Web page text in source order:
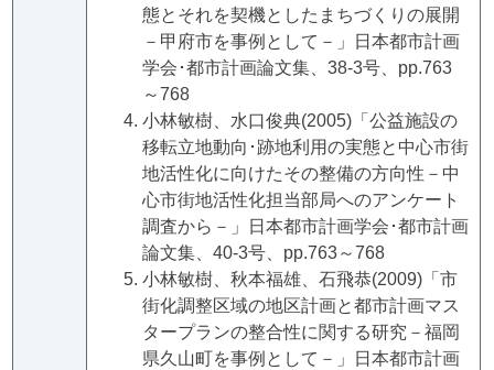
態とそれを契機としたまちづくりの展開
－甲府市を事例として－」日本都市計画
学会･都市計画論文集、38-3号、pp.763
～768
小林敏樹、水口俊典(2005)「公益施設の
移転立地動向･跡地利用の実態と中心市街
地活性化に向けたその整備の方向性－中
心市街地活性化担当部局へのアンケート
調査から－」日本都市計画学会･都市計画
論文集、40-3号、pp.763～768
小林敏樹、秋本福雄、石飛恭(2009)「市
街化調整区域の地区計画と都市計画マス
タープランの整合性に関する研究－福岡
県久山町を事例として－」日本都市計画